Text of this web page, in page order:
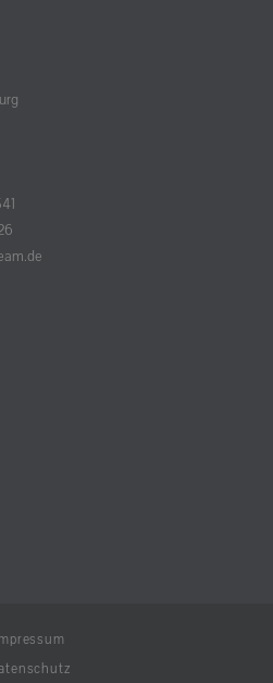
Impressum